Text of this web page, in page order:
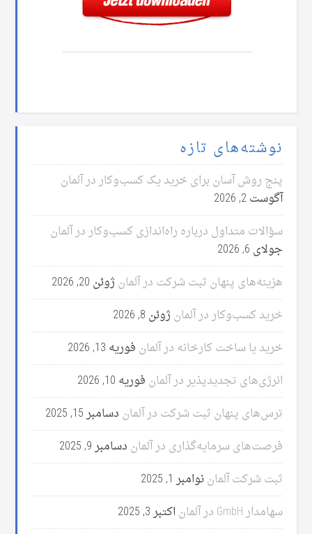
نوشته‌های تازه
پنج روش آسان برای خرید یک کسب‌وکار در آلمان
آگوست 2, 2026
سؤالات متداول درباره راه‌اندازی کسب‌وکار در آلمان
جولای 6, 2026
هزینه‌های پنهان ثبت شرکت در آلمان ژوئن 20, 2026
خرید کسب‌وکار در آلمان ژوئن 8, 2026
خرید یا ساخت کارخانه در آلمان فوریه 13, 2026
انرژی‌های تجدیدپذیر در آلمان فوریه 10, 2026
ترس‌های پنهان ثبت شرکت در آلمان دسامبر 15, 2025
فرصت‌های سرمایه‌گذاری در آلمان دسامبر 9, 2025
ثبت شرکت آلماننوامبر 1, 2025
سهامدار GmbH در آلمان
اکتبر 3, 2025